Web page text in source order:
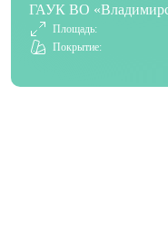
ГАУК ВО
Площадь:
Покрытие: